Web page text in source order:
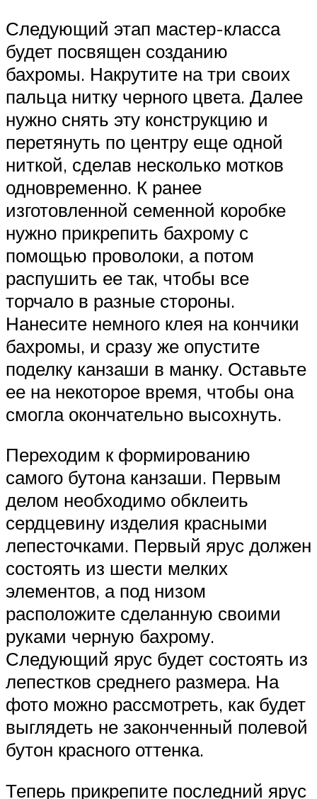
Следующий этап мастер-класса
будет посвящен созданию
бахромы. Накрутите на три своих
пальца нитку черного цвета. Далее
нужно снять эту конструкцию и
перетянуть по центру еще одной
ниткой, сделав несколько мотков
одновременно. К ранее
изготовленной семенной коробке
нужно прикрепить бахрому с
помощью проволоки, а потом
распушить ее так, чтобы все
торчало в разные стороны.
Нанесите немного клея на кончики
бахромы, и сразу же опустите
поделку канзаши в манку. Оставьте
ее на некоторое время, чтобы она
смогла окончательно высохнуть.
Переходим к формированию
самого бутона канзаши. Первым
делом необходимо обклеить
сердцевину изделия красными
лепесточками. Первый ярус должен
состоять из шести мелких
элементов, а под низом
расположите сделанную своими
руками черную бахрому.
Следующий ярус будет состоять из
лепестков среднего размера. На
фото можно рассмотреть, как будет
выглядеть не законченный полевой
бутон красного оттенка.
Теперь прикрепите последний ярус